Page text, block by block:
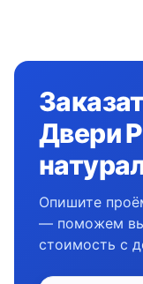
Двери
Опишите
— поможем
стоимость с